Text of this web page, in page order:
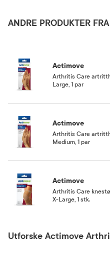
Rom (15-25 grader)
Medisinsk utstyr
ANDRE PRODUKTER
Actimove
Arthritis Care
Large, 1 par
Actimove
Arthritis Care
Medium, 1 par
Actimove
Arthritis Care
X-Large, 1 stk.
Utforske Actimove